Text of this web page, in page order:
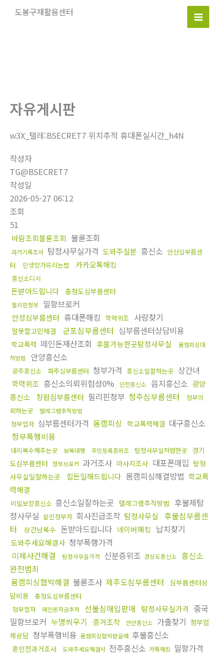
도봉구재활용센터
Main
자유게시판
w3X_텔레:BSECRET7 위치추적 휴대폰실시간_h4N
작성자
TG@BSECRET7
작성일
2026-05-27 06:12
조회
51
바람조회불륜조회 불륜조회
과거기록조사 탐정사무실가격 도와주실분 흥신소 안산심부름센
터
인생망가뜨리는법 카카오톡해킹
흥신소디시
돈받아드립니다 충청도심부름센터
필리핀청부 밀항브로커
안성심부름센터 휴대폰해킹 학력위조 사람찾기
말못할고민해결 군포심부름센터 심부름센터상담비용
학교폭력 떼인돈재산조회 후불가능한곳탐정사무실
몸캠피싱대
처방법
안양흥신소
광주흥신소 파주심부름센터 청부가격 흥신소일잘하는곳 상간녀
학력위조 흥신소의뢰위험성0% 인천흥신소 음지흥신소 광양
흥신소
창원심부름센터 필리핀청부 청주심부름센터
청부의
뢰하는곳
텔레그램추적방법
청부업자 심부름센터가격 몸캠피싱 학교폭력해결 대구흥신소
청부폭행비용
대리복수해주는곳 보복대행 주민등록증위조 탐정사무실저렴한곳 경기
도심부름센터 청부브로커 과거조사 마사지조사 대포폰매입 탐정
사무실일잘하는곳
힘든일해드립니다 몸캠피싱해결방법 학교폭
력해결
비밀보장흥신소 흥신소일잘하는곳 텔레그램추적방법
후불제탐
정사무실 살인청부자 회사진급조작 탐정사무실
후불심부름센
터
상간남복수 돈받아드립니다 네이버해킹 납치찾기
도와주세요해결사 청부폭행가격
미제사건해결
탐정사무실가격 신분증위조 경상도흥신소
흥신소
완전범죄
몸캠피싱협박해결 불륜조사 제주도심부름센터
심부름센터상
담비용
충청도심부름센터
청부업자
떼인돈자금추적 선불심매입판매 탐정사무실가격 중국
밀항브로커 누명씌우기 증거조작 안산흥신소 가출찾기 청부업
체상담 청부폭행비용 몸캠피싱협박받을때 후불흥신소
혼인전과거조사 도와주세요해결사 전주흥신소 카톡해킹 밀항가격